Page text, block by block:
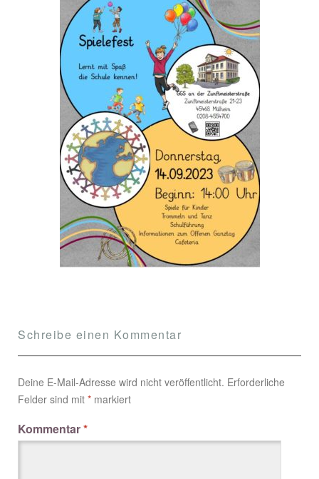
Schreibe einen Kommentar
Deine E-Mail-Adresse wird nicht veröffentlicht. Erforderliche
Felder sind mit * markiert
Kommentar*